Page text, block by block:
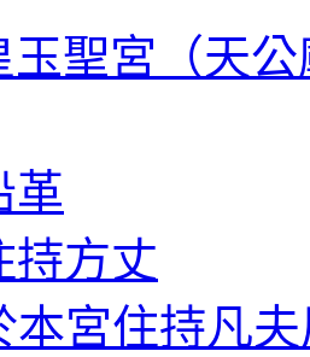
玉聖宮（天
革
持方丈
本宮住持凡